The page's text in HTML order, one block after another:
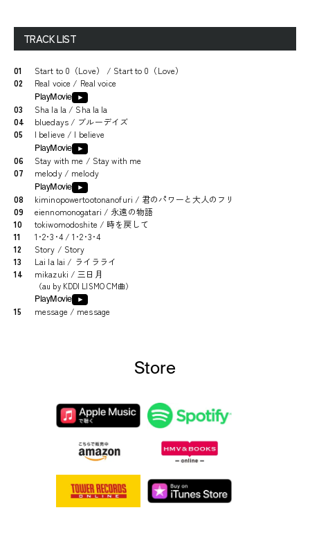
TRACK LIST
01
Start to 0（Love） / Start to 0（Love）
02
Real voice / Real voice
PlayMovie
03
Sha la la / Sha la la
04
bluedays / ブルーデイズ
05
I believe / I believe
PlayMovie
06
Stay with me / Stay with me
07
melody / melody
PlayMovie
08
kiminopowertootonanofuri / 君のパワーと大人のフリ
09
eiennomonogatari / 永遠の物語
10
tokiwomodoshite / 時を戻して
11
1･2･3･4 / 1･2･3･4
12
Story / Story
13
Lai la lai / ライラライ
14
mikazuki / 三日月
（au by KDDI LISMO CM曲）
PlayMovie
15 message / message
Store